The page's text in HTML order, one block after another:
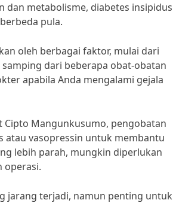
dan metabolisme, diabetes insipidus
pula.
oleh berbagai faktor, mulai dari
dari beberapa obat-obatan
apabila Anda mengalami gejala
Cipto Mangunkusumo, pengobatan
atau vasopressin untuk membantu
lebih parah, mungkin diperlukan
operasi.
jarang terjadi, namun penting untuk